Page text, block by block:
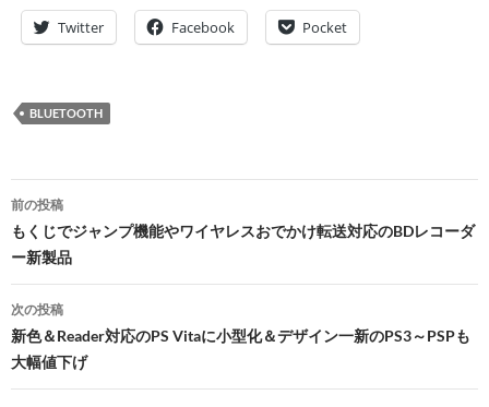
Twitter Facebook Pocket
BLUETOOTH
投
稿
ナ
ビ
ゲ
ー
前の投稿
もくじでジャンプ機能やワイヤレスおでかけ転送対応のBDレコーダ
ー新製品
次の投稿
新色＆Reader対応のPS Vitaに小型化＆デザイン一新のPS3～PSPも
大幅値下げ